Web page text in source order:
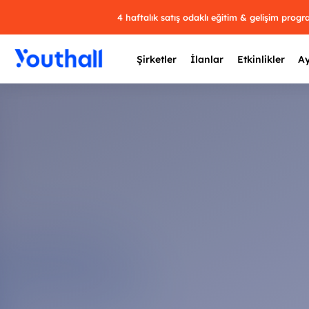
4 haftalık satış odaklı eğitim & gelişim
Şirketler İlanlar Etkinlikler